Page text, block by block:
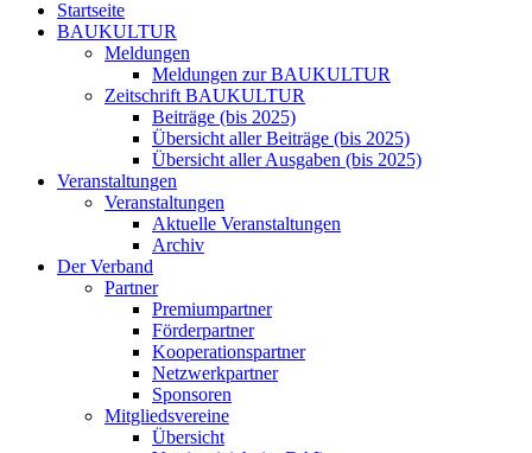
Startseite
BAUKULTUR
Meldungen
Meldungen zur BAUKULTUR
Zeitschrift BAUKULTUR
Beiträge (bis 2025)
Übersicht aller Beiträge (bis 2025)
Übersicht aller Ausgaben (bis 2025)
Veranstaltungen
Veranstaltungen
Aktuelle Veranstaltungen
Archiv
Der Verband
Partner
Premiumpartner
Förderpartner
Kooperationspartner
Netzwerkpartner
Sponsoren
Mitgliedsvereine
Übersicht